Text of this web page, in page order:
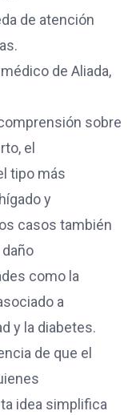
de atención
de Aliada,
sobre
el
tipo más
y
casos también
como la
a
y la diabetes.
de que el
idea simplifica